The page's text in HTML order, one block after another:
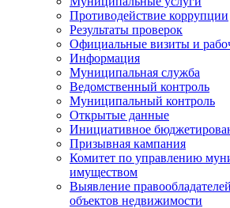
Противодействие коррупции
Результаты проверок
Официальные визиты и
Информация
Муниципальная служба
Ведомственный контроль
Муниципальный контроль
Открытые данные
Инициативное
Призывная кампания
Комитет по управлению
имуществом
Выявление
объектов недвижимости